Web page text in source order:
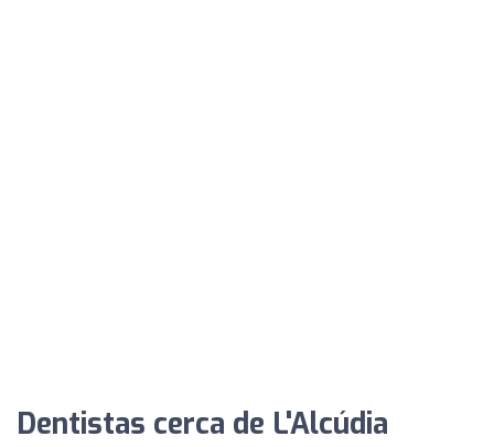
Dentistas cerca de L'Alcúdia